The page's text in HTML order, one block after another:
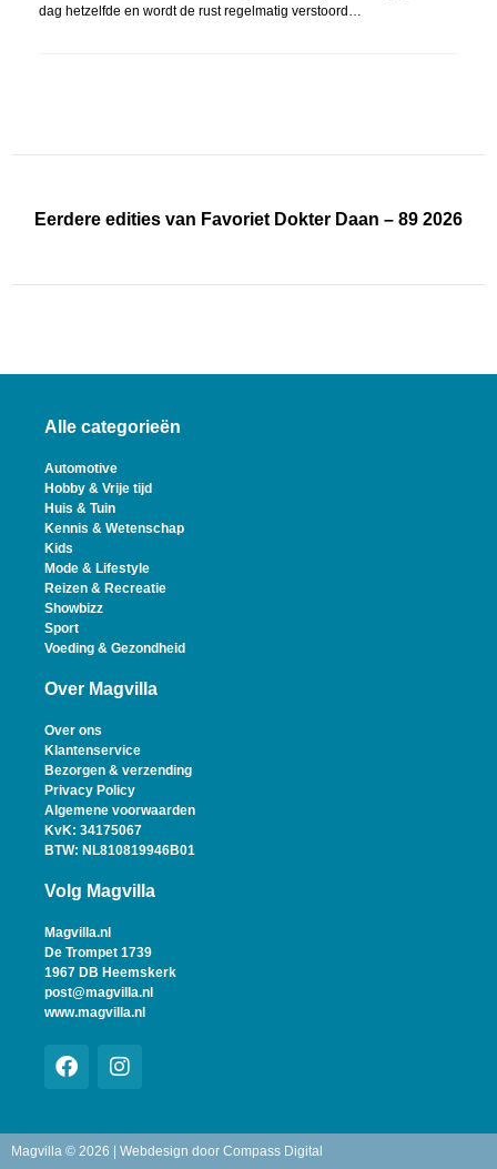
dag hetzelfde en wordt de rust regelmatig verstoord…
Eerdere edities van Favoriet Dokter Daan – 89 2026
Alle categorieën
Automotive
Hobby & Vrije tijd
Huis & Tuin
Kennis & Wetenschap
Kids
Mode & Lifestyle
Reizen & Recreatie
Showbizz
Sport
Voeding & Gezondheid
Over Magvilla
Over ons
Klantenservice
Bezorgen & verzending
Privacy Policy
Algemene voorwaarden
KvK: 34175067
BTW: NL810819946B01
Volg Magvilla
Magvilla.nl
De Trompet 1739
1967 DB Heemskerk
post@magvilla.nl
www.magvilla.nl
Magvilla © 2026 | Webdesign door Compass Digital